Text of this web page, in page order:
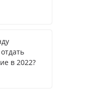
в 2022?